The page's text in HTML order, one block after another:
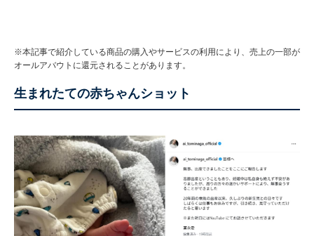
※本記事で紹介している商品の購入やサービスの利用により、売上の一部が
オールアバウトに還元されることがあります。
生まれたての赤ちゃんショット